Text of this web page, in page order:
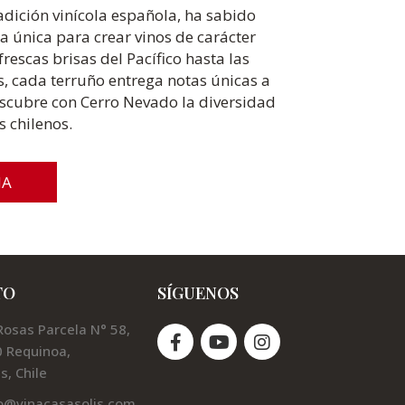
vinícola española, ha sabido
única para crear vinos de carácter
brisas del Pacífico hasta las
cada terruño entrega notas únicas a
con Cerro Nevado la diversidad
chilenos.
Parcela N° 58,
Requinoa,
Chile
SÍGUENOS